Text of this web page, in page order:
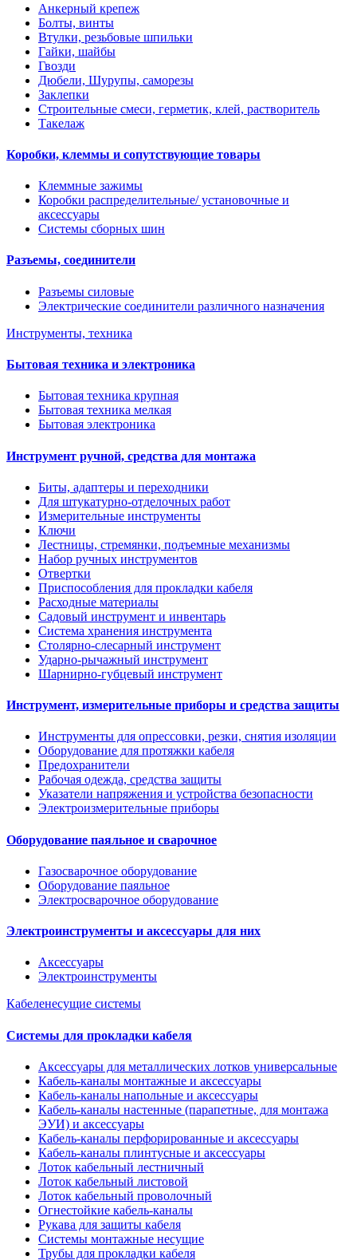
Анкерный крепеж
Болты, винты
Втулки, резьбовые шпильки
Гайки, шайбы
Гвозди
Дюбели, Шурупы, саморезы
Заклепки
Строительные смеси, герметик, клей, растворитель
Такелаж
Коробки, клеммы и сопутствующие товары
Клеммные зажимы
Коробки распределительные/ установочные и
аксессуары
Системы сборных шин
Разъемы, соединители
Разъемы силовые
Электрические соединители различного назначения
Инструменты, техника
Бытовая техника и электроника
Бытовая техника крупная
Бытовая техника мелкая
Бытовая электроника
Инструмент ручной, средства для монтажа
Биты, адаптеры и переходники
Для штукатурно-отделочных работ
Измерительные инструменты
Ключи
Лестницы, стремянки, подъемные механизмы
Набор ручных инструментов
Отвертки
Приспособления для прокладки кабеля
Расходные материалы
Садовый инструмент и инвентарь
Система хранения инструмента
Столярно-слесарный инструмент
Ударно-рычажный инструмент
Шарнирно-губцевый инструмент
Инструмент, измерительные приборы и средства защиты
Инструменты для опрессовки, резки, снятия изоляции
Оборудование для протяжки кабеля
Предохранители
Рабочая одежда, средства защиты
Указатели напряжения и устройства безопасности
Электроизмерительные приборы
Оборудование паяльное и сварочное
Газосварочное оборудование
Оборудование паяльное
Электросварочное оборудование
Электроинструменты и аксессуары для них
Аксессуары
Электроинструменты
Кабеленесущие системы
Системы для прокладки кабеля
Аксессуары для металлических лотков универсальные
Кабель-каналы монтажные и аксессуары
Кабель-каналы напольные и аксессуары
Кабель-каналы настенные (парапетные, для монтажа
ЭУИ) и аксессуары
Кабель-каналы перфорированные и аксессуары
Кабель-каналы плинтусные и аксессуары
Лоток кабельный лестничный
Лоток кабельный листовой
Лоток кабельный проволочный
Огнестойкие кабель-каналы
Рукава для защиты кабеля
Системы монтажные несущие
Трубы для прокладки кабеля